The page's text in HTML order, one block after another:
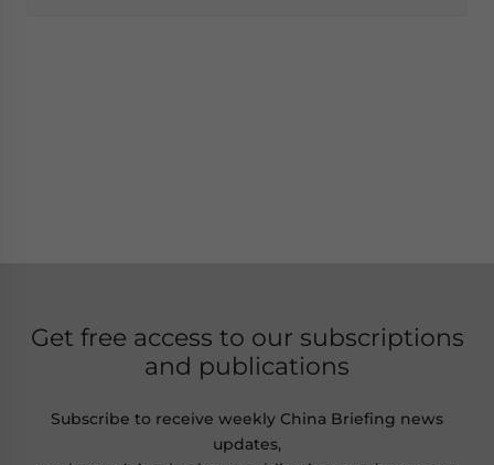
Get free access to our subscriptions
and publications
Subscribe to receive weekly China Briefing news
updates,